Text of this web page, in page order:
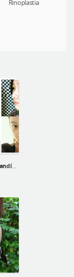
Rinoplastia
Experiencia en cirugía de dos mandíbulas de kyu hee